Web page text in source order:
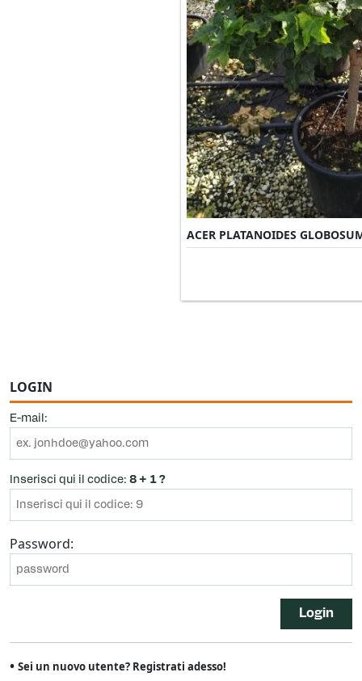
ACER PLATANOIDES
LOGIN
E-mail:
Inserisci qui il codice: 8 + 1 ?
Password:
Login
• Sei un nuovo utente? Registrati adesso!